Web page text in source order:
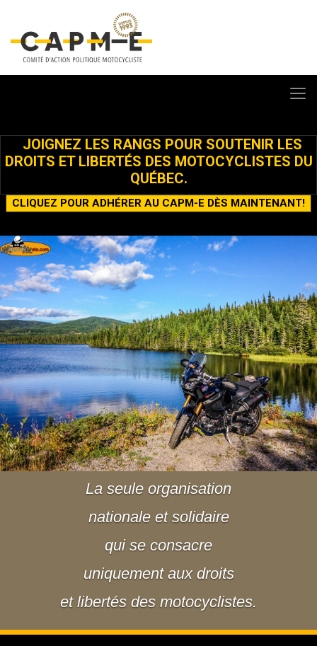
JOIGNEZ LES RANGS POUR SOUTENIR LES
DROITS ET LIBERTÉS DES MOTOCYCLISTES DU
QUÉBEC.
CLIQUEZ POUR ADHÉRER AU CAPM-E DÈS MAINTENANT!
La seule organisation
nationale et solidaire
qui se consacre
uniquement aux droits
et libertés des motocyclistes.